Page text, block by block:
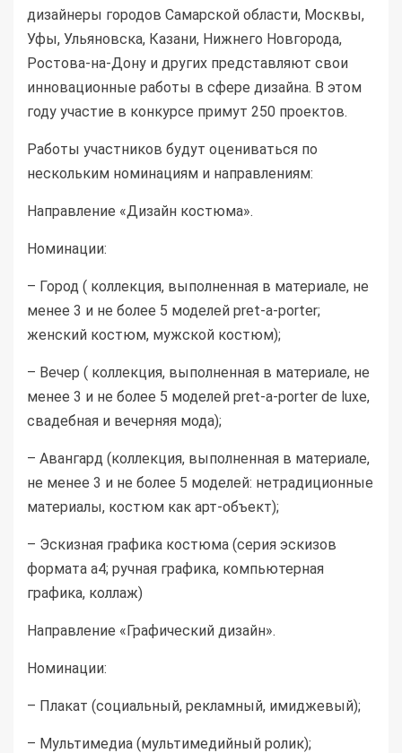
дизайнеры городов Самарской области, Москвы,
Уфы, Ульяновска, Казани, Нижнего Новгорода,
Ростова-на-Дону и других представляют свои
инновационные работы в сфере дизайна. В этом
году участие в конкурсе примут 250 проектов.
Работы участников будут оцениваться по
нескольким номинациям и направлениям:
Направление «Дизайн костюма».
Номинации:
– Город ( коллекция, выполненная в материале, не
менее 3 и не более 5 моделей pret-a-porter;
женский костюм, мужской костюм);
– Вечер ( коллекция, выполненная в материале, не
менее 3 и не более 5 моделей pret-a-porter de luxe,
свадебная и вечерняя мода);
– Авангард (коллекция, выполненная в материале,
не менее 3 и не более 5 моделей: нетрадиционные
материалы, костюм как арт-объект);
– Эскизная графика костюма (серия эскизов
формата а4; ручная графика, компьютерная
графика, коллаж)
Направление «Графический дизайн».
Номинации:
– Плакат (социальный, рекламный, имиджевый);
– Мультимедиа (мультимедийный ролик);